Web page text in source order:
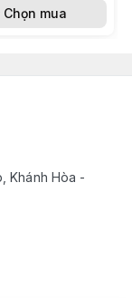
Chọn mua
Khánh Hòa -